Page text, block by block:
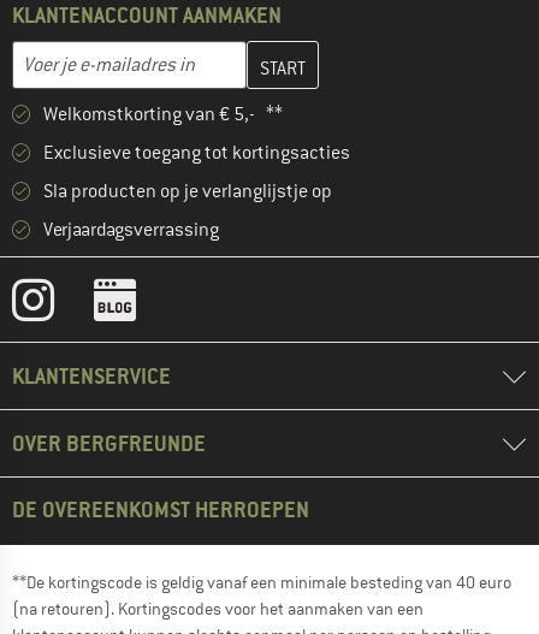
KLANTENACCOUNT AANMAKEN
E-mailadres
Vul je e-mailadres hier in en maak in de volgende stap je
Welkomstkorting van € 5,- **
Exclusieve toegang tot kortingsacties
Sla producten op je verlanglijstje op
Verjaardagsverrassing
KLANTENSERVICE
OVER BERGFREUNDE
DE OVEREENKOMST HERROEPEN
**De kortingscode is geldig vanaf een minimale besteding van 40 euro
(na retouren). Kortingscodes voor het aanmaken van een